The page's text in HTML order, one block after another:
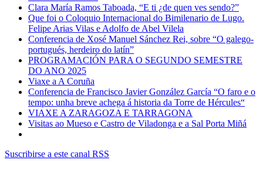
Clara María Ramos Taboada, “E ti ¿de quen ves sendo?”
Que foi o Coloquio Internacional do Bimilenario de Lugo.
Felipe Arias Vilas e Adolfo de Abel Vilela
Conferencia de Xosé Manuel Sánchez Rei, sobre “O galego-
portugués, herdeiro do latín”
PROGRAMACIÓN PARA O SEGUNDO SEMESTRE
DO ANO 2025
Viaxe a A Coruña
Conferencia de Francisco Javier González García “O faro e o
tempo: unha breve achega á historia da Torre de Hércules“
VIAXE A ZARAGOZA E TARRAGONA
Visitas ao Mueso e Castro de Viladonga e a Sal Porta Miñá
Suscribirse a este canal RSS